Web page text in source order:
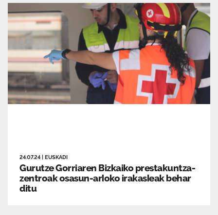
24.07.24 EUSKADI
Gurutze Gorriaren Bizkaiko prestakuntza-
zentroak osasun-arloko irakasleak behar
ditu